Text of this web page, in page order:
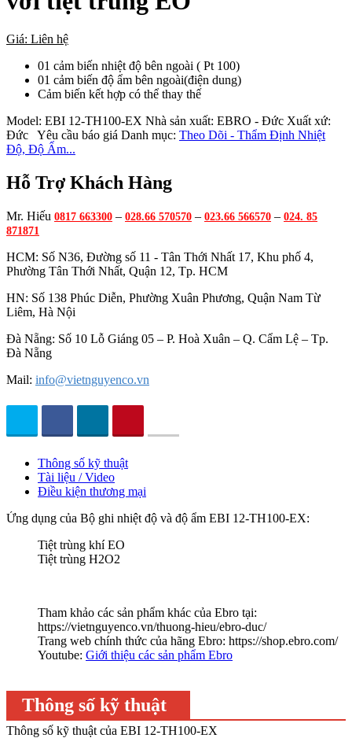
Giá: Liên hệ
01 cảm biến nhiệt độ bên ngoài ( Pt 100)
01 cảm biến độ ẩm bên ngoài(điện dung)
Cảm biến kết hợp có thể thay thế
Model: EBI 12-TH100-EX Nhà sản xuất: EBRO - Đức Xuất xứ:
Đức
Yêu cầu báo giá Danh mục: Theo Dõi - Thẩm Định Nhiệt
Độ, Độ Ẩm...
Hỗ Trợ Khách Hàng
Mr. Hiếu 0817 663300 – 028.66 570570 – 023.66 566570 – 024. 85
871871
HCM: Số N36, Đường số 11 - Tân Thới Nhất 17, Khu phố 4,
Phường Tân Thới Nhất, Quận 12, Tp. HCM
HN: Số 138 Phúc Diễn, Phường Xuân Phương, Quận Nam Từ
Liêm, Hà Nội
Đà Nẵng: Số 10 Lỗ Giáng 05 – P. Hoà Xuân – Q. Cẩm Lệ – Tp.
Đà Nẵng
Mail: info@vietnguyenco.vn
Thông số kỹ thuật
Tài liệu / Video
Điều kiện thương mại
Ứng dụng của Bộ ghi nhiệt độ và độ ẩm EBI 12-TH100-EX:
Tiệt trùng khí EO
Tiệt trùng H2O2
Tham khảo các sản phẩm khác của Ebro tại:
https://vietnguyenco.vn/thuong-hieu/ebro-duc/
Trang web chính thức của hãng Ebro: https://shop.ebro.com/
Youtube: Giới thiệu các sản phẩm Ebro
Thông số kỹ thuật
Thông số kỹ thuật của EBI 12-TH100-EX